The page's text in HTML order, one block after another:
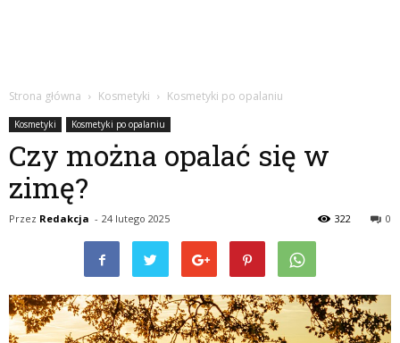
Strona główna Kosmetyki Kosmetyki po opalaniu
Kosmetyki Kosmetyki po opalaniu
Czy można opalać się w
zimę?
Przez Redakcja - 24 lutego 2025 0
322